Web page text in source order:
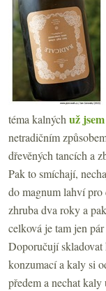
téma kalných už
netradičním
dřevěných tancích a
Pak to smíchají,
do magnum lahví pro
zhruba dva roky a
celková je tam jen
Doporučují skladovat
konzumací a kaly si
předem a nechat